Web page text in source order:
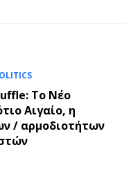
Το Νέο
Αιγαίο, η
/ αρμοδιοτήτων